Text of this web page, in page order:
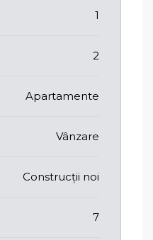
1
2
Apartamente
Vânzare
Construcții noi
7